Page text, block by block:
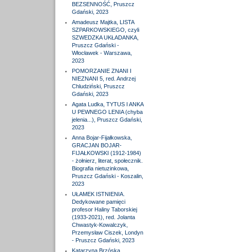
BEZSENNOŚĆ, Pruszcz
Gdański, 2023
Amadeusz Majtka, LISTA
SZPARKOWSKIEGO, czyli
SZWEDZKA UKŁADANKA,
Pruszcz Gdański -
Włocławek - Warszawa,
2023
POMORZANIE ZNANI I
NIEZNANI 5, red. Andrzej
Chludziński, Pruszcz
Gdański, 2023
Agata Ludka, TYTUS I ANKA
U PEWNEGO LENIA (chyba
jelenia...), Pruszcz Gdański,
2023
Anna Bojar-Fijałkowska,
GRACJAN BOJAR-
FIJAŁKOWSKI (1912-1984)
- żołnierz, literat, społecznik.
Biografia nietuzinkowa,
Pruszcz Gdański - Koszalin,
2023
UŁAMEK ISTNIENIA.
Dedykowane pamięci
profesor Haliny Taborskiej
(1933-2021), red. Jolanta
Chwastyk-Kowalczyk,
Przemysław Ciszek, Londyn
- Pruszcz Gdański, 2023
Katarzyna Brzóska,